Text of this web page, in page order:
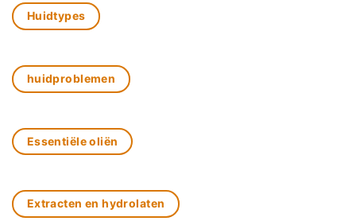
Huidtypes
huidproblemen
Essentiële oliën
Extracten en hydrolaten